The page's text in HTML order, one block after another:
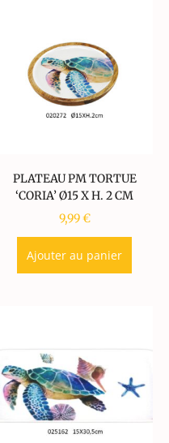
PLATEAU PM TORTUE
‘CORIA’ Ø15 X H. 2 CM
9,99€
Ajouter au panier